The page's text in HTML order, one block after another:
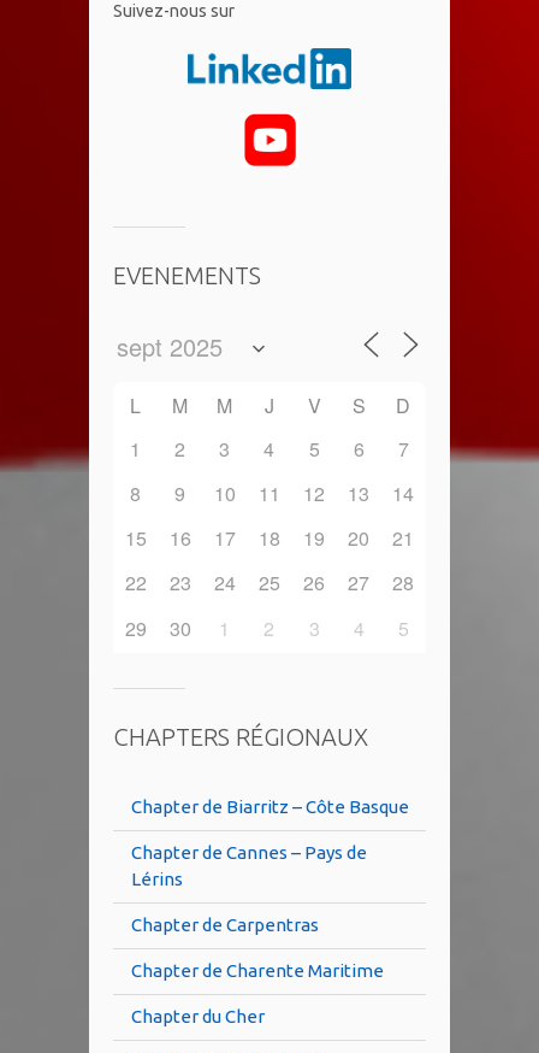
​Suivez-nous sur
EVENEMENTS
L M M J V S
D
1
2 3 4 5 6
7
8
9 10 11 12 13
14
15
16 17 18 19 20
21
22
23 24 25 26 27
28
29
30 1 2 3 4 5
CHAPTERS RÉGIONAUX
Chapter de Biarritz – Côte Basque
Chapter de Cannes – Pays de
Lérins
Chapter de Carpentras
Chapter de Charente Maritime
Chapter du Cher